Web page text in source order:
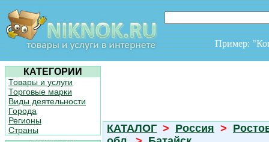
Пример:
КАТЕГОРИИ
Товары и услуги
Торговые марки
Виды деятельности
Города
Регионы
Страны
КАТАЛОГ > Россия >